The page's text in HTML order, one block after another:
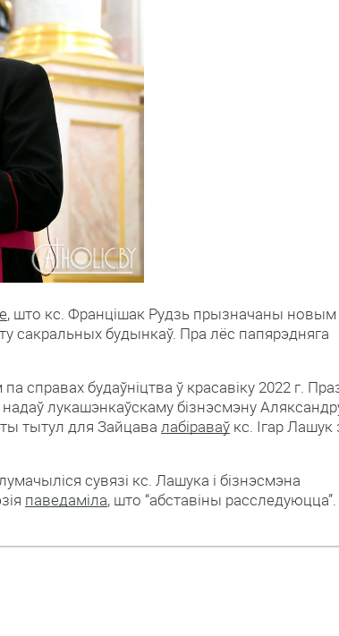
, што кс. Францішак Рудзь прызначаны новым
сакральных будынкаў. Пра лёс папярэдняга
справах будаўніцтва ў красавіку 2022 г.
лукашэнкаўскаму бізнэсмэну
тытул для Зайцава лабіраваў кс. Ігар Лашук
сувязі кс. Лашука і бізнэсмэна
паведаміла, што “абставіны расследуюцца”.